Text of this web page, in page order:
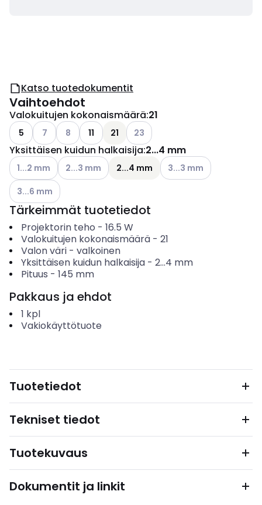
Katso tuotedokumentit
Vaihtoehdot
Valokuitujen kokonaismäärä:21
5 Katso käytettävissä olevat vaihtoehdot
7 Katso käytettävissä olevat vaihtoehdot
8 11 21 Katso käytettävissä olevat
23
Yksittäisen kuidun halkaisija:2...4 mm
Katso käytettävissä olevat vaihtoehdot
1...2 mm Katso käytettävissä olevat vaihtoehdot
2...3 mm 2...4 mm Katso käytettävissä
3...3 mm
Katso käytettävissä olevat vaihtoehdot
3...6 mm
Tärkeimmät tuotetiedot
Projektorin teho - 16.5 W
Valokuitujen kokonaismäärä- 21
Valon väri- valkoinen
Yksittäisen kuidun halkaisija- 2...4 mm
Pituus - 145 mm
Pakkaus ja ehdot
1 kpl
Vakiokäyttötuote
Tuotetiedot
Tekniset tiedot
Tuotekuvaus
Dokumentit ja linkit